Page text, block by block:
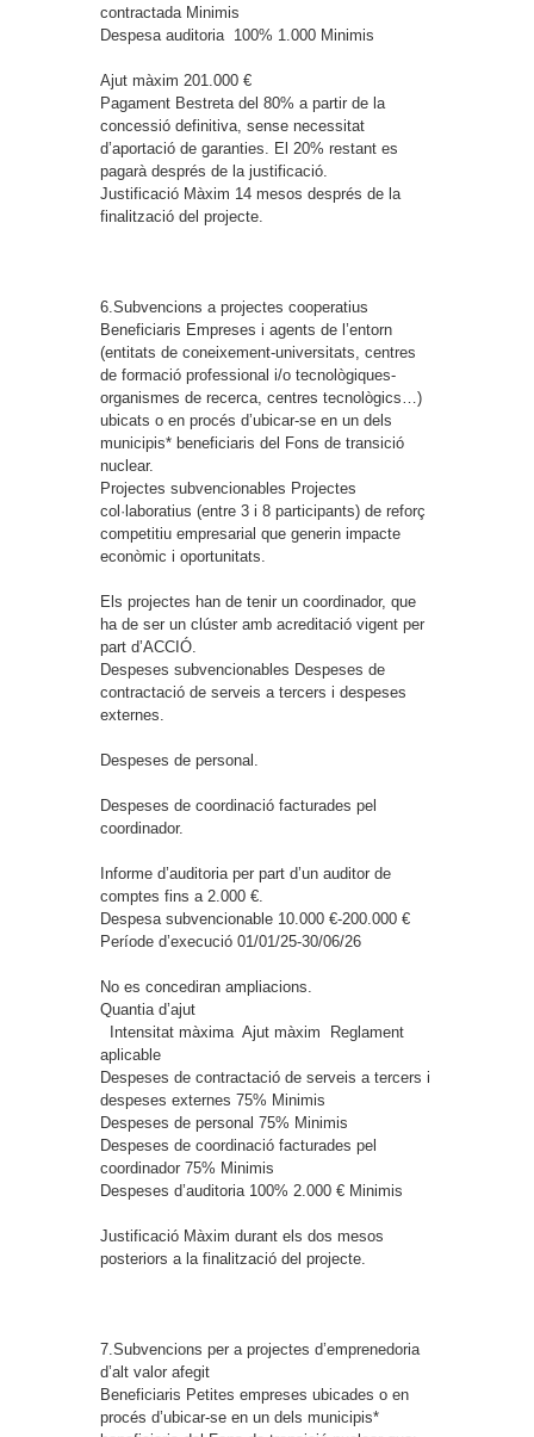
contractada Minimis
Despesa auditoria 100% 1.000 Minimis
Ajut màxim 201.000 €
Pagament Bestreta del 80% a partir de la
concessió definitiva, sense necessitat
d’aportació de garanties. El 20% restant es
pagarà després de la justificació.
Justificació Màxim 14 mesos després de la
finalització del projecte.
6.Subvencions a projectes cooperatius
Beneficiaris Empreses i agents de l’entorn
(entitats de coneixement-universitats, centres
de formació professional i/o tecnològiques-
organismes de recerca, centres tecnològics…)
ubicats o en procés d’ubicar-se en un dels
municipis* beneficiaris del Fons de transició
nuclear.
Projectes subvencionables Projectes
col·laboratius (entre 3 i 8 participants) de reforç
competitiu empresarial que generin impacte
econòmic i oportunitats.
Els projectes han de tenir un coordinador, que
ha de ser un clúster amb acreditació vigent per
part d’ACCIÓ.
Despeses subvencionables Despeses de
contractació de serveis a tercers i despeses
externes.
Despeses de personal.
Despeses de coordinació facturades pel
coordinador.
Informe d’auditoria per part d’un auditor de
comptes fins a 2.000 €.
Despesa subvencionable 10.000 €-200.000 €
Període d’execució 01/01/25-30/06/26
No es concediran ampliacions.
Quantia d’ajut
Intensitat màxima Ajut màxim
Reglament
aplicable
Despeses de contractació de serveis a tercers i
despeses externes 75% Minimis
Despeses de personal 75% Minimis
Despeses de coordinació facturades pel
coordinador 75% Minimis
Despeses d’auditoria 100% 2.000 € Minimis
Justificació Màxim durant els dos mesos
posteriors a la finalització del projecte.
7.Subvencions per a projectes d’emprenedoria
d’alt valor afegit
Beneficiaris Petites empreses ubicades o en
procés d’ubicar-se en un dels municipis*